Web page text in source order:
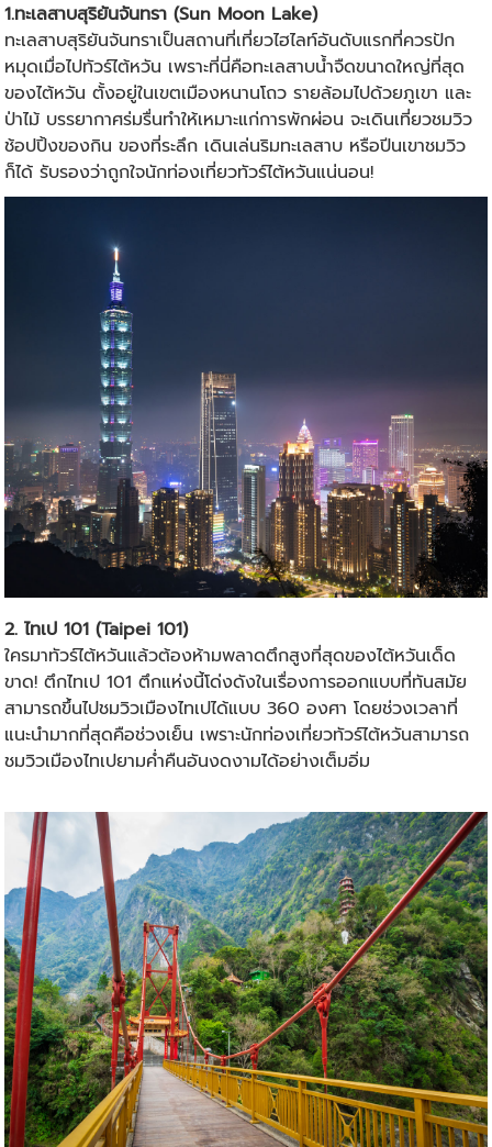
1.ทะเลสาบสุริยันจันทรา (Sun Moon Lake)
ทะเลสาบสุริยันจันทราเป็นสถานที่เที่ยวไฮไลท์อันดับแรกที่ควรปัก
หมุดเมื่อไปทัวร์ไต้หวัน เพราะที่นี่คือทะเลสาบน้ำจืดขนาดใหญ่ที่สุด
ของไต้หวัน ตั้งอยู่ในเขตเมืองหนานโถว รายล้อมไปด้วยภูเขา และ
ป่าไม้ บรรยากาศร่มรื่นทำให้เหมาะแก่การพักผ่อน จะเดินเที่ยวชมวิว
ช้อปปิ้งของกิน ของที่ระลึก เดินเล่นริมทะเลสาบ หรือปีนเขาชมวิว
ก็ได้ รับรองว่าถูกใจนักท่องเที่ยวทัวร์ไต้หวันแน่นอน!
2. ไทเป 101 (Taipei 101)
ใครมาทัวร์ไต้หวันแล้วต้องห้ามพลาดตึกสูงที่สุดของไต้หวันเด็ด
ขาด! ตึกไทเป 101 ตึกแห่งนี้โด่งดังในเรื่องการออกแบบที่ทันสมัย
สามารถขึ้นไปชมวิวเมืองไทเปได้แบบ 360 องศา โดยช่วงเวลาที่
แนะนำมากที่สุดคือช่วงเย็น เพราะนักท่องเที่ยวทัวร์ไต้หวันสามารถ
ชมวิวเมืองไทเปยามค่ำคืนอันงดงามได้อย่างเต็มอิ่ม